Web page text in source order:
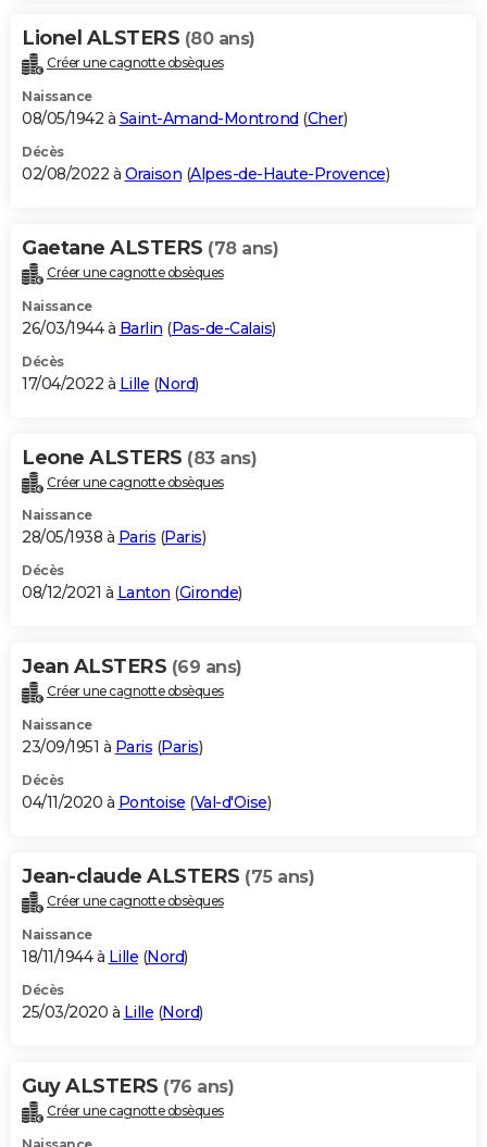
Bricolage
Lifestyle
Culture
Sport
Auto
Television
Voyage
Cinema
Lionel ALSTERS (80 ans)
Créer une cagnotte obsèques
Naissance
08/05/1942 à Saint-Amand-Montrond (Cher)
Décès
02/08/2022 à Oraison (Alpes-de-Haute-Provence)
Gaetane ALSTERS (78 ans)
Créer une cagnotte obsèques
Naissance
26/03/1944 à Barlin (Pas-de-Calais)
Décès
17/04/2022 à Lille (Nord)
Leone ALSTERS (83 ans)
Créer une cagnotte obsèques
Naissance
28/05/1938 à Paris (Paris)
Décès
08/12/2021 à Lanton (Gironde)
Jean ALSTERS (69 ans)
Créer une cagnotte obsèques
Naissance
23/09/1951 à Paris (Paris)
Décès
04/11/2020 à Pontoise (Val-d'Oise)
Jean-claude ALSTERS (75 ans)
Créer une cagnotte obsèques
Naissance
18/11/1944 à Lille (Nord)
Décès
25/03/2020 à Lille (Nord)
Guy ALSTERS (76 ans)
Créer une cagnotte obsèques